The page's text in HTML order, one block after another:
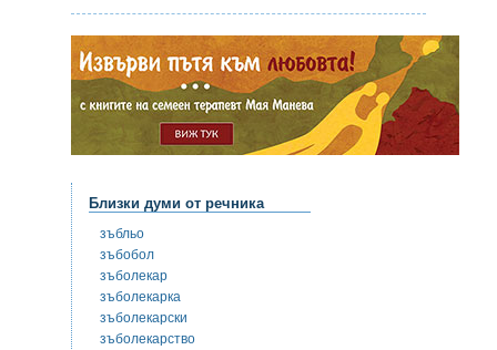
Близки думи от речника
зъбльо
зъбобол
зъболекар
зъболекарка
зъболекарски
зъболекарство